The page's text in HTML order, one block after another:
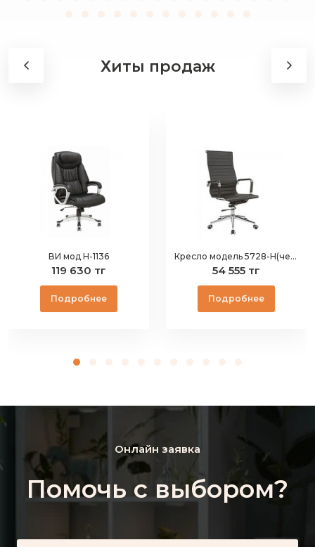
Хиты продаж
ВИ мод Н-1136
119 630 тг
Подробнее
Кресло модель 5728-H(черное)
54 555 тг
Подробнее
Онлайн заявка
Помочь с выбором?